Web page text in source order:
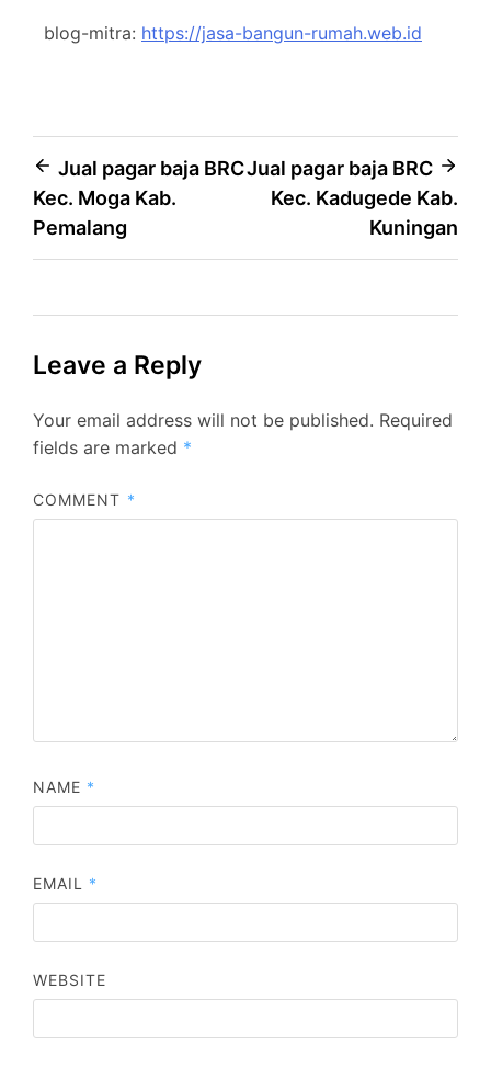
blog-mitra: https://jasa-bangun-rumah.web.id
Post
navigation
Jual pagar baja BRC
Kec. Moga Kab.
Pemalang
Jual pagar baja BRC
Kec. Kadugede Kab.
Kuningan
Leave a Reply
Your email address will not be published. Required
fields are marked *
COMMENT *
NAME *
EMAIL *
WEBSITE